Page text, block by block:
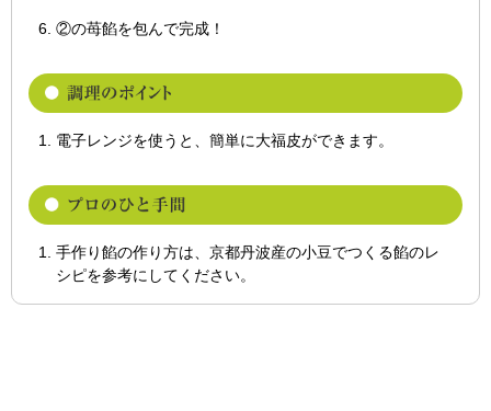
②の苺餡を包んで完成！
電子レンジを使うと、簡単に大福皮ができます。
手作り餡の作り方は、京都丹波産の小豆でつくる餡のレ
シピを参考にしてください。